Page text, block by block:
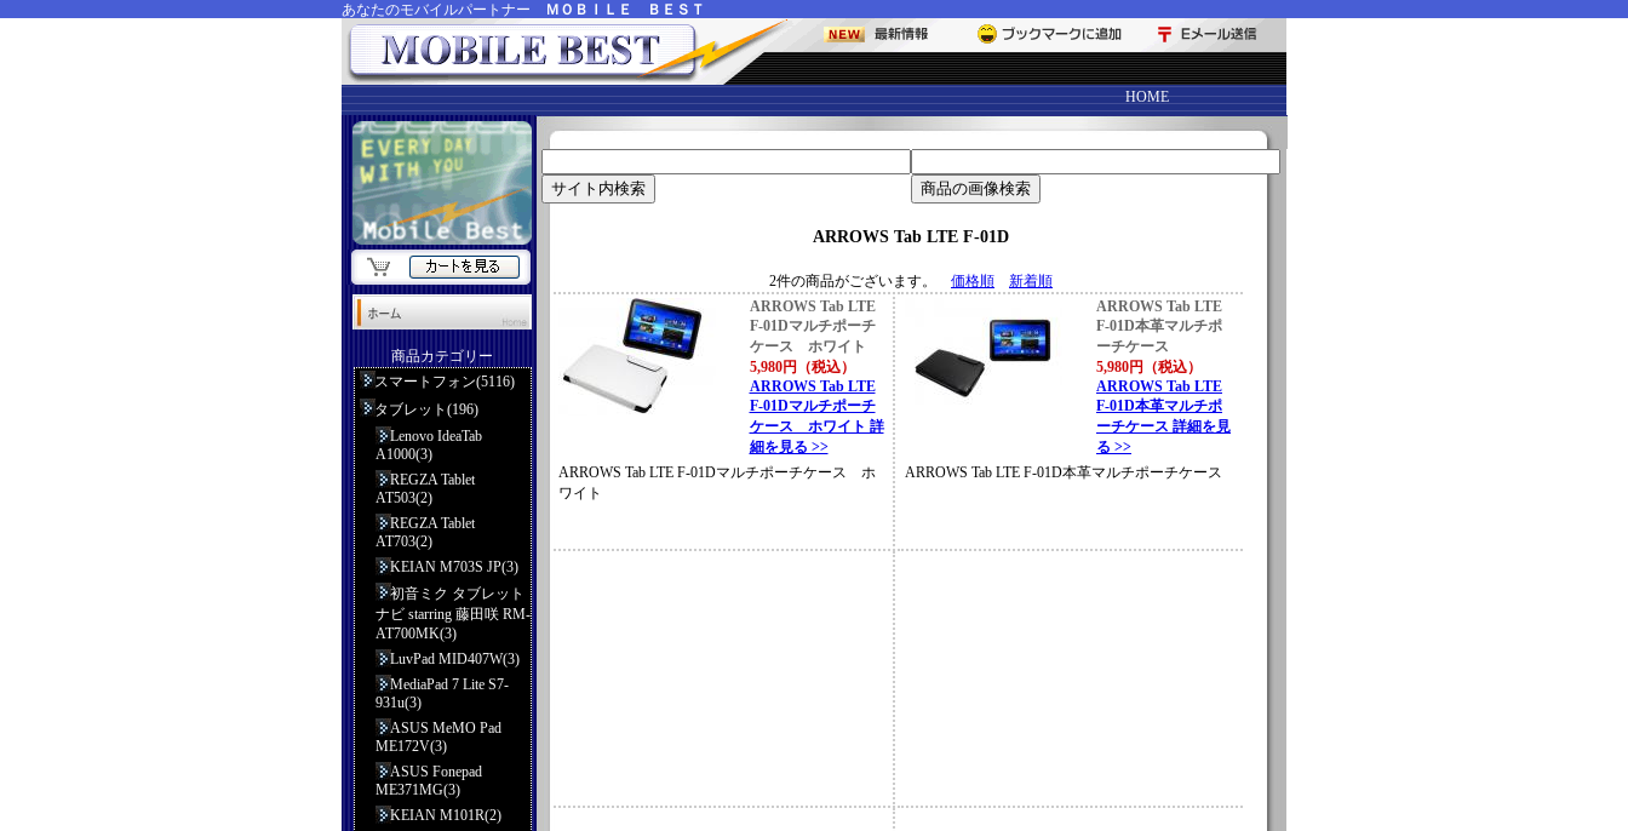
あなたのモバイルパートナー ＭＯＢＩＬＥ ＢＥＳＴ
HOME
ARROWS Tab LTE F-01D
2件の商品がございます。 価格順
新着順
ARROWS Tab LTE
F-01Dマルチポーチ
ケース ホワイト
5,980円（税込）
ARROWS Tab LTE
F-01Dマルチポーチ
ケース ホワイト 詳
細を見る >>
ARROWS Tab LTE F-01Dマルチポーチケース ホ
ワイト
ARROWS Tab LTE
F-01D本革マルチポ
ーチケース
5,980円（税込）
ARROWS Tab LTE
F-01D本革マルチポ
ーチケース 詳細を見
る >>
ARROWS Tab LTE F-01D本革マルチポーチケース
商品カテゴリー
スマートフォン(5116)
タブレット(196)
Lenovo IdeaTab
A1000(3)
REGZA Tablet
AT503(2)
REGZA Tablet
AT703(2)
KEIAN M703S JP(3)
初音ミク タブレット
ナビ starring 藤田咲 RM-
AT700MK(3)
LuvPad MID407W(3)
MediaPad 7 Lite S7-
931u(3)
ASUS MeMO Pad
ME172V(3)
ASUS Fonepad
ME371MG(3)
KEIAN M101R(2)